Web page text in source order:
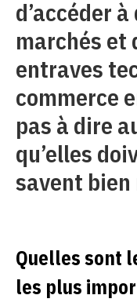
d’accéder
marchés et
entraves
commerce
pas à dire
qu’elles
savent
Quelles sont
les plus